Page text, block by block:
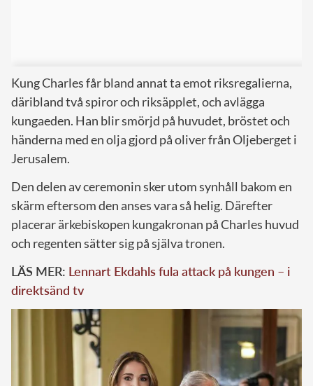
Kung Charles får bland annat ta emot riksregalierna,
däribland två spiror och riksäpplet, och avlägga
kungaeden. Han blir smörjd på huvudet, bröstet och
händerna med en olja gjord på oliver från Oljeberget i
Jerusalem.
Den delen av ceremonin sker utom synhåll bakom en
skärm eftersom den anses vara så helig. Därefter
placerar ärkebiskopen kungakronan på Charles huvud
och regenten sätter sig på själva tronen.
LÄS MER: Lennart Ekdahls fula attack på kungen – i
direktsänd tv